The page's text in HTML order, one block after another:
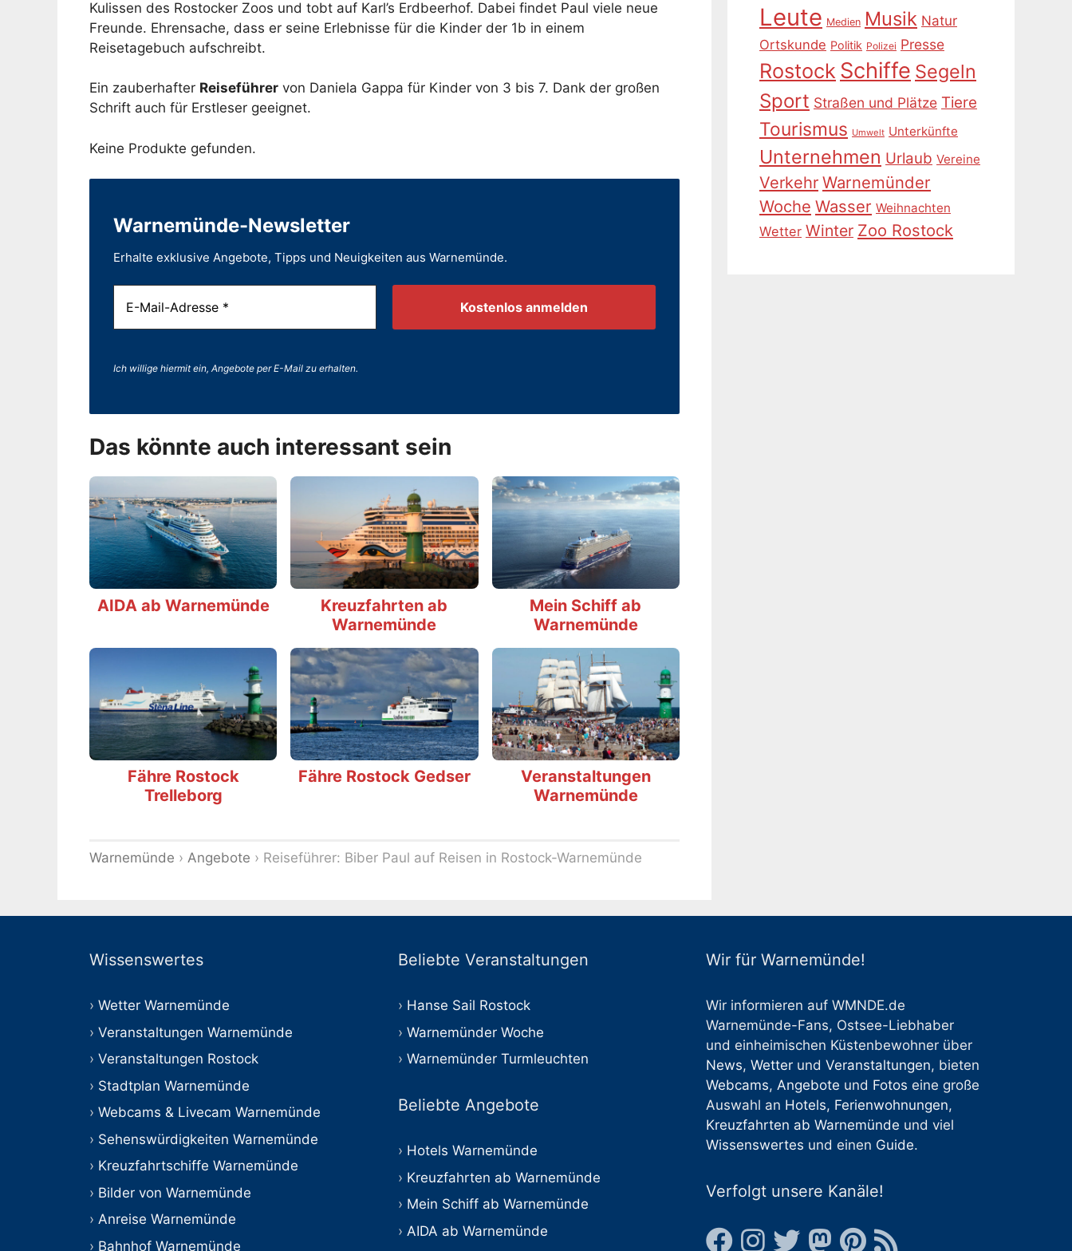
Kulissen des Rostocker Zoos und tobt auf Karl’s Erdbeerhof. Dabei findet Paul viele neue
Freunde. Ehrensache, dass er seine Erlebnisse für die Kinder der 1b in einem
Reisetagebuch aufschreibt.
Ein zauberhafter Reiseführer von Daniela Gappa für Kinder von 3 bis 7. Dank der großen
Schrift auch für Erstleser geeignet.
Keine Produkte gefunden.
Warnemünde-Newsletter
Erhalte exklusive Angebote, Tipps und Neuigkeiten aus Warnemünde.
Ich willige hiermit ein, Angebote per E-Mail zu erhalten.
Das könnte auch interessant sein
AIDA ab Warnemünde
Kreuzfahrten ab
Warnemünde
Mein Schiff ab
Warnemünde
Fähre Rostock
Trelleborg
Fähre Rostock Gedser
Veranstaltungen
Warnemünde
Warnemünde › Angebote › Reiseführer: Biber Paul auf Reisen in Rostock-Warnemünde
Leute Medien Musik Natur
Ortskunde Politik Polizei Presse
Rostock Schiffe Segeln
Sport Straßen und Plätze Tiere
Tourismus Umwelt Unterkünfte
Unternehmen Urlaub Vereine
Verkehr Warnemünder
Woche Wasser Weihnachten
Wetter Winter Zoo Rostock
Wissenswertes
Wetter Warnemünde
Veranstaltungen Warnemünde
Veranstaltungen Rostock
Stadtplan Warnemünde
Webcams & Livecam Warnemünde
Sehenswürdigkeiten Warnemünde
Kreuzfahrtschiffe Warnemünde
Bilder von Warnemünde
Anreise Warnemünde
Bahnhof Warnemünde
Beliebte Veranstaltungen
Hanse Sail Rostock
Warnemünder Woche
Warnemünder Turmleuchten
Beliebte Angebote
Hotels Warnemünde
Kreuzfahrten ab Warnemünde
Mein Schiff ab Warnemünde
AIDA ab Warnemünde
Wir für Warnemünde!
Wir informieren auf WMNDE.de
Warnemünde-Fans, Ostsee-Liebhaber
und einheimischen Küstenbewohner über
News,Wetter undVeranstaltungen, bieten
Webcams,Angebote und Fotos eine große
Auswahl an Hotels, Ferienwohnungen,
Kreuzfahrten ab Warnemünde und viel
Wissenswertes und einen Guide.
Verfolgt unsere Kanäle!